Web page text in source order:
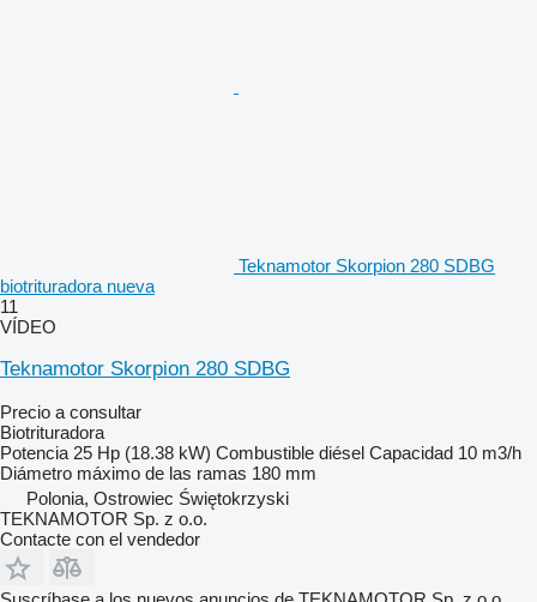
Teknamotor Skorpion 280 SDBG
biotrituradora nueva
11
VÍDEO
Teknamotor Skorpion 280 SDBG
Precio a consultar
Biotrituradora
Potencia 25 Hp (18.38 kW) Combustible diésel Capacidad 10 m3/h
Diámetro máximo de las ramas 180 mm
Polonia, Ostrowiec Świętokrzyski
TEKNAMOTOR Sp. z o.o.
Contacte con el vendedor